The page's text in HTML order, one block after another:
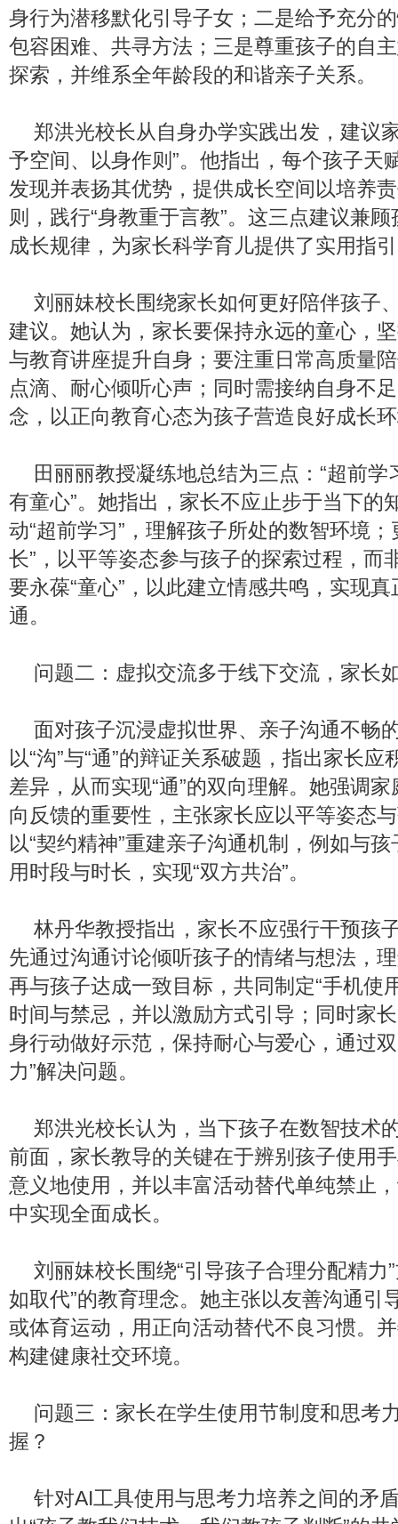
身行为潜移默化引导子女；二是给予充分
包容困难、共寻方法；三是尊重孩子的自
探索，并维系全年龄段的和谐亲子关系。
郑洪光校长从自身办学实践出发，建议
予空间、以身作则”。他指出，每个孩子天
发现并表扬其优势，提供成长空间以培养
则，践行“身教重于言教”。这三点建议兼
成长规律，为家长科学育儿提供了实用指
刘丽妹校长围绕家长如何更好陪伴孩子
建议。她认为，家长要保持永远的童心，
与教育讲座提升自身；要注重日常高质量
点滴、耐心倾听心声；同时需接纳自身不
念，以正向教育心态为孩子营造良好成长
田丽丽教授凝练地总结为三点：“超前
有童心”。她指出，家长不应止步于当下的
动“超前学习”，理解孩子所处的数智环境
长”，以平等姿态参与孩子的探索过程，而
要永葆“童心”，以此建立情感共鸣，实现
通。
问题二：虚拟交流多于线下交流，家长
面对孩子沉浸虚拟世界、亲子沟通不畅
以“沟”与“通”的辩证关系破题，指出家长应
差异，从而实现“通”的双向理解。她强调
向反馈的重要性，主张家长应以平等姿态
以“契约精神”重建亲子沟通机制，例如与
用时段与时长，实现“双方共治”。
林丹华教授指出，家长不应强行干预孩
先通过沟通讨论倾听孩子的情绪与想法，
再与孩子达成一致目标，共同制定“手机使
时间与禁忌，并以激励方式引导；同时家
身行动做好示范，保持耐心与爱心，通过
力”解决问题。
郑洪光校长认为，当下孩子在数智技术
前面，家长教导的关键在于辨别孩子使用
意义地使用，并以丰富活动替代单纯禁止
中实现全面成长。
刘丽妹校长围绕“引导孩子合理分配精力
如取代”的教育理念。她主张以友善沟通引
或体育运动，用正向活动替代不良习惯。
构建健康社交环境。
问题三：家长在学生使用节制度和思考
握？
针对AI工具使用与思考力培养之间的矛